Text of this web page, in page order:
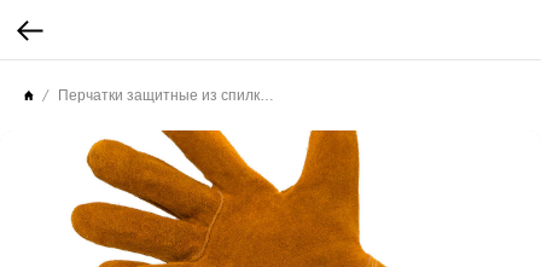
Перчатки защитные из спилка КРС с крагами